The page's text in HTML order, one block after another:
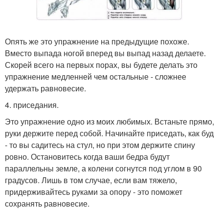
Опять же это упражнение на предыдущие похоже.
Вместо выпада ногой вперед вы выпад назад делаете.
Скорей всего на первых порах, вы будете делать это
упражнение медленней чем остальные - сложнее
удержать равновесие.
4. приседания.
Это упражнение одно из моих любимых. Встаньте прямо,
руки держите перед собой. Начинайте приседать, как буд
- то вы садитесь на стул, но при этом держите спину
ровно. Остановитесь когда ваши бедра будут
параллельны земле, а колени согнутся под углом в 90
градусов. Лишь в том случае, если вам тяжело,
придерживайтесь руками за опору - это поможет
сохранять равновесие.